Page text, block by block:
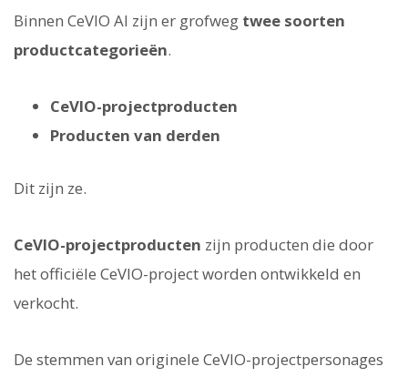
Binnen CeVIO AI zijn er grofweg twee soorten
productcategorieën.
CeVIO-projectproducten
Producten van derden
Dit zijn ze.
CeVIO-projectproducten zijn producten die door
het officiële CeVIO-project worden ontwikkeld en
verkocht.
De stemmen van originele CeVIO-projectpersonages